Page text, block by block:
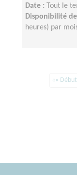
Date :
Tout le
Disponibilité
heures) par
«« Début